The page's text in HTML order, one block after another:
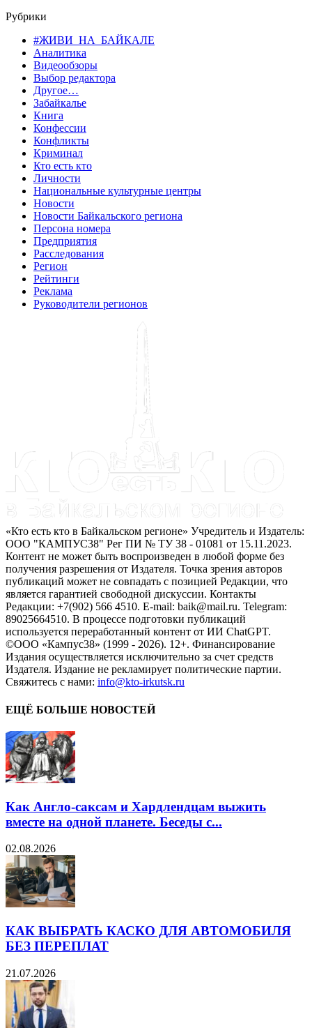
Рубрики
#ЖИВИ_НА_БАЙКАЛЕ
Аналитика
Видеообзоры
Выбор редактора
Другое…
Забайкалье
Книга
Конфессии
Конфликты
Криминал
Кто есть кто
Личности
Национальные культурные центры
Новости
Новости Байкальского региона
Персона номера
Предприятия
Расследования
Регион
Рейтинги
Реклама
Руководители регионов
«Кто есть кто в Байкальском регионе» Учредитель и Издатель:
ООО "КАМПУС38" Рег ПИ № ТУ 38 - 01081 от 15.11.2023.
Контент не может быть воспроизведен в любой форме без
получения разрешения от Издателя. Точка зрения авторов
публикаций может не совпадать с позицией Редакции, что
является гарантией свободной дискуссии. Контакты
Редакции: +7(902) 566 4510. E-mail: baik@mail.ru. Telegram:
89025664510. В процессе подготовки публикаций
используется переработанный контент от ИИ ChatGPT.
©ООО «Кампус38» (1999 - 2026). 12+. Финансирование
Издания осуществляется исключительно за счет средств
Издателя. Издание не рекламирует политические партии.
Свяжитесь с нами: info@kto-irkutsk.ru
ЕЩЁ БОЛЬШЕ НОВОСТЕЙ
Как Англо-саксам и Хардлендцам выжить
вместе на одной планете. Беседы с...
02.08.2026
КАК ВЫБРАТЬ КАСКО ДЛЯ АВТОМОБИЛЯ
БЕЗ ПЕРЕПЛАТ
21.07.2026